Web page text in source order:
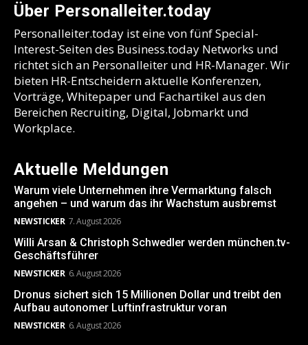
Über Personalleiter.today
Personalleiter.today ist eine von fünf Special-
Interest-Seiten des Business.today Networks und
richtet sich an Personalleiter und HR-Manager. Wir
bieten HR-Entscheidern aktuelle Konferenzen,
Vorträge, Whitepaper und Fachartikel aus den
Bereichen Recruiting, Digital, Jobmarkt und
Workplace.
Aktuelle Meldungen
Warum viele Unternehmen ihre Vermarktung falsch
angehen – und warum das ihr Wachstum ausbremst
NEWSTICKER 7. August 2026
Willi Arsan & Christoph Schwedler werden münchen.tv-
Geschäftsführer
NEWSTICKER 6. August 2026
Dronus sichert sich 15 Millionen Dollar und treibt den
Aufbau autonomer Luftinfrastruktur voran
NEWSTICKER 6. August 2026